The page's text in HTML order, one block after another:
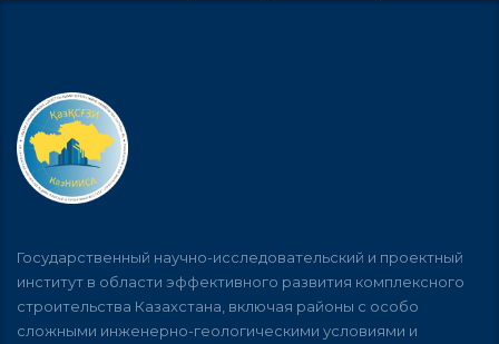
Государственный научно-исследовательский и проектный
институт в области эффективного развития комплексного
строительства Казахстана, включая районы с особо
сложными инженерно-геологическими условиями и